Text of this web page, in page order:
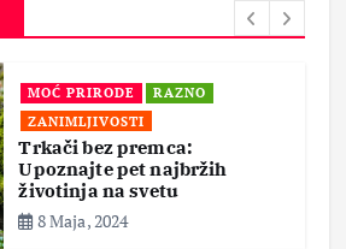
MOĆ PRIRODE
RAZNO
ZANIMLJIVOSTI
Trkači bez premca:
Upoznajte pet najbržih
životinja na svetu
8 Maja, 2024